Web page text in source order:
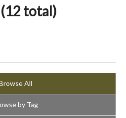
total)
All
by Tag